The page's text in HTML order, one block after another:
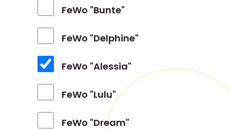
FeWo "Bunte"
FeWo "Delphine"
FeWo "Alessia"
FeWo "Lulu"
FeWo "Dream"